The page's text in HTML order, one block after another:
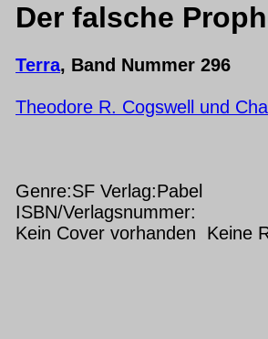
Der falsche
Terra, Band Nummer 296
Theodore R. Cogswell und
Genre:SF Verlag:Pabel
ISBN/Verlagsnummer:
Kein Cover vorhanden Keine